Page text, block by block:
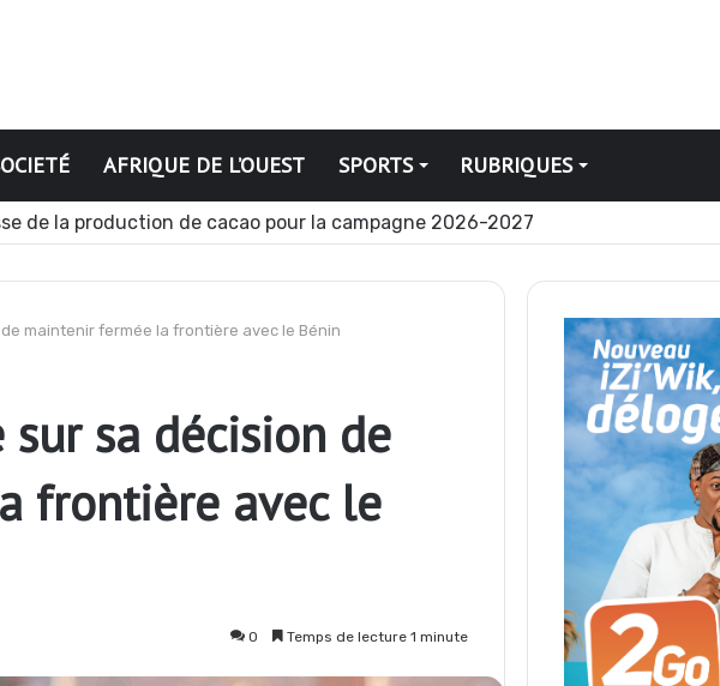
AFRIQUE DE L’OUEST SPORTS RUBRIQUES
de la production de cacao pour la campagne 2026-2027
maintenir fermée la frontière avec le Bénin
sa décision de
frontière avec le
0 Temps de lecture 1 minute